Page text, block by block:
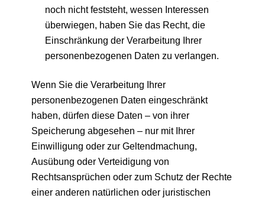
noch nicht feststeht, wessen Interessen
überwiegen, haben Sie das Recht, die
Einschränkung der Verarbeitung Ihrer
personenbezogenen Daten zu verlangen.
Wenn Sie die Verarbeitung Ihrer
personenbezogenen Daten eingeschränkt
haben, dürfen diese Daten – von ihrer
Speicherung abgesehen – nur mit Ihrer
Einwilligung oder zur Geltendmachung,
Ausübung oder Verteidigung von
Rechtsansprüchen oder zum Schutz der Rechte
einer anderen natürlichen oder juristischen